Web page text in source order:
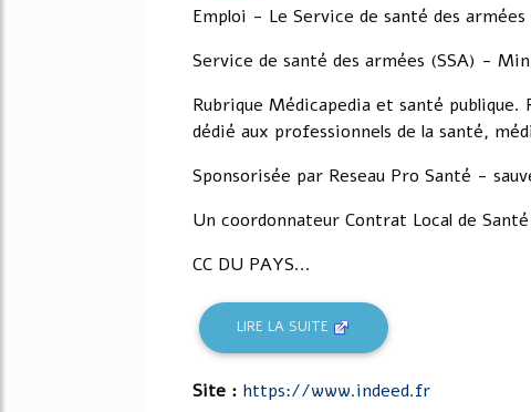
Emploi - Le Service de santé des armées
Service de santé des armées (SSA) -
Rubrique Médicapedia et santé publique.
dédié aux professionnels de la santé,
Sponsorisée par Reseau Pro Santé -
Un coordonnateur Contrat Local de
CC DU PAYS...
LIRE LA SUITE
Site : https://www.indeed.fr